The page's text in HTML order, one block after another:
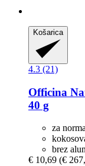
Košarica
4.3 (21)
Officina
40 g
za
brez
€ 10,69 (€